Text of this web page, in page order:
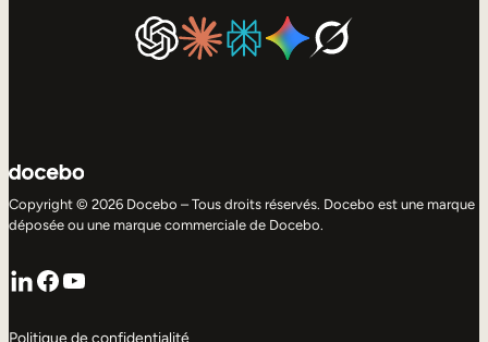
Copyright © 2026 Docebo – Tous droits réservés. Docebo est une marque
déposée ou une marque commerciale de Docebo.
LinkedIn
Facebook
YouTube